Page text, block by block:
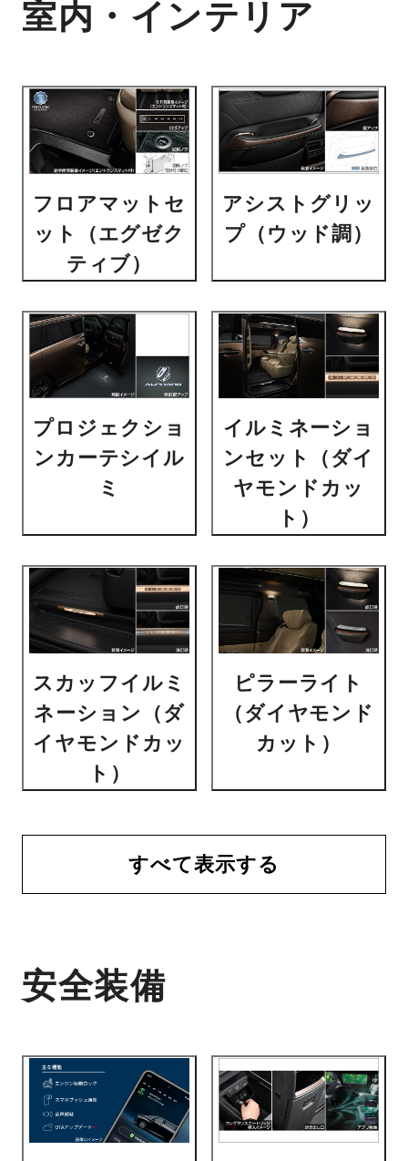
室内・インテリア
フロアマットセ
ット（エグゼク
ティブ）
アシストグリッ
プ（ウッド調）
プロジェクショ
ンカーテシイル
ミ
イルミネーショ
ンセット（ダイ
ヤモンドカッ
ト）
スカッフイルミ
ネーション（ダ
イヤモンドカッ
ト）
ピラーライト
（ダイヤモンド
カット）
すべて表示する
安全装備